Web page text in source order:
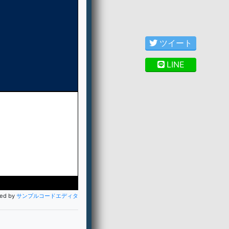
by サンプルコードエディタ
ツイート
LINE